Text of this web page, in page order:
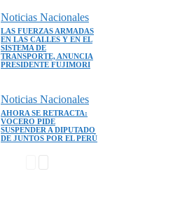
Noticias Nacionales
LAS FUERZAS ARMADAS
EN LAS CALLES Y EN EL
SISTEMA DE
TRANSPORTE, ANUNCIA
PRESIDENTE FUJIMORI
Noticias Nacionales
AHORA SE RETRACTA:
VOCERO PIDE
SUSPENDER A DIPUTADO
DE JUNTOS POR EL PERÚ